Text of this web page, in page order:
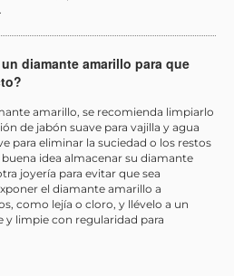
diamante amarillo para que
amarillo, se recomienda limpiarlo
de jabón suave para vajilla y agua
para eliminar la suciedad o los restos
idea almacenar su diamante
joyería para evitar que sea
el diamante amarillo a
como lejía o cloro, y llévelo a un
y limpie con regularidad para